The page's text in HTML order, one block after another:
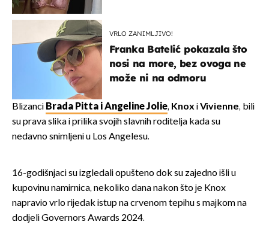
VRLO ZANIMLJIVO!
Franka Batelić pokazala što
nosi na more, bez ovoga ne
može ni na odmoru
Blizanci Brada Pitta i Angeline Jolie, KnoxiVivienne, bili
su prava slika i prilika svojih slavnih roditelja kada su
nedavno snimljeni u Los Angelesu.
16-godišnjaci su izgledali opušteno dok su zajedno išli u
kupovinu namirnica, nekoliko dana nakon što je Knox
napravio vrlo rijedak istup na crvenom tepihu s majkom na
dodjeli Governors Awards 2024.